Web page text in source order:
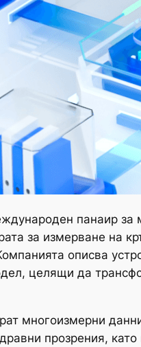
панаир за
за измерване на
описва
целящи да
многоизмерни
прозрения,